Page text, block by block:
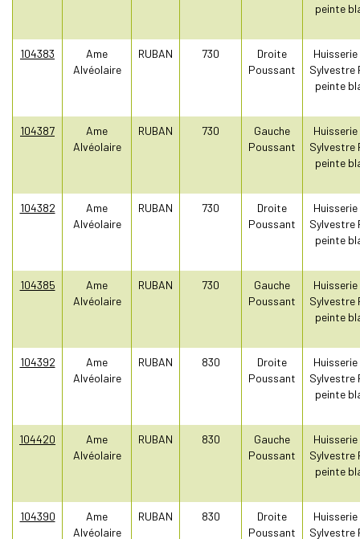
peinte
104383
Ame
Alvéolaire
RUBAN 730
Droite
Poussant
Huisserie
Sylvestre
peinte
104387
Ame
Alvéolaire
RUBAN 730
Gauche
Poussant
Huisserie
Sylvestre
peinte
104382
Ame
Alvéolaire
RUBAN 730
Droite
Poussant
Huisserie
Sylvestre
peinte
104385
Ame
Alvéolaire
RUBAN 730
Gauche
Poussant
Huisserie
Sylvestre
peinte
104392
Ame
Alvéolaire
RUBAN 830
Droite
Poussant
Huisserie
Sylvestre
peinte
104420
Ame
Alvéolaire
RUBAN 830
Gauche
Poussant
Huisserie
Sylvestre
peinte
104390
Ame
Alvéolaire
RUBAN 830
Droite
Poussant
Huisserie
Sylvestre